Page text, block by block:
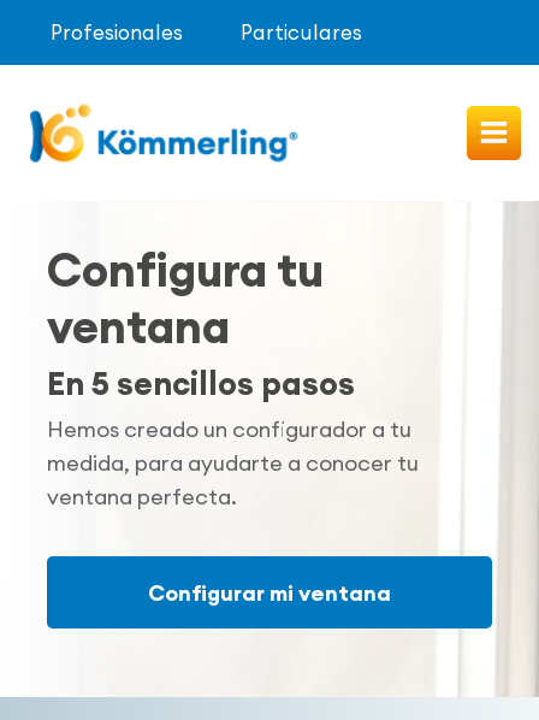
Profesionales Particulares
Configura tu
ventana
En 5 sencillos pasos
Hemos creado un configurador a tu
medida, para ayudarte a conocer tu
ventana perfecta.
Configurar mi ventana